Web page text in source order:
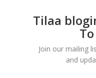
Tilaa
Join our mailing
and